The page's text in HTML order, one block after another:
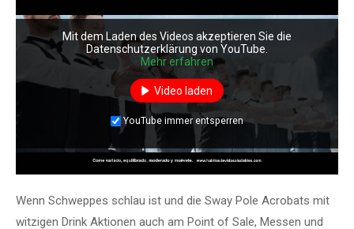
Mit dem Laden des Videos akzeptieren Sie die
Datenschutzerklärung von YouTube.
Mehr erfahren
Video laden
YouTube immer entsperren
Wenn Schweppes schlau ist und die Sway Pole Acrobats mit
witzigen Drink Aktionen auch am Point of Sale, Messen und